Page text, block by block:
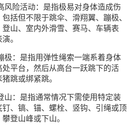
风险活动：是指极易对身体造成伤
括但不限于跳伞、滑翔翼、蹦极、
山、室内外滑雪、赛马、车辆表
。
极：是指用弹性绳索一端系着身体
平台，然后从高台一跃跳下的活
跳或绑紧跳。
山：是指通常情况下需使用特定装
、镐、锚、螺栓、竖钩、引绳或顶
登山峰或下山。